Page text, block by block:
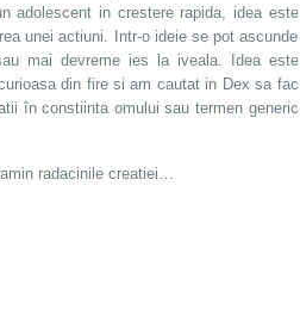
adolescent in crestere rapida, idea este
unei actiuni. Intr-o ideie se pot ascunde
mai devreme ies la iveala. Idea este
din fire si am cautat in Dex sa fac
în constiinta omului sau termen generic
radacinile creatiei…